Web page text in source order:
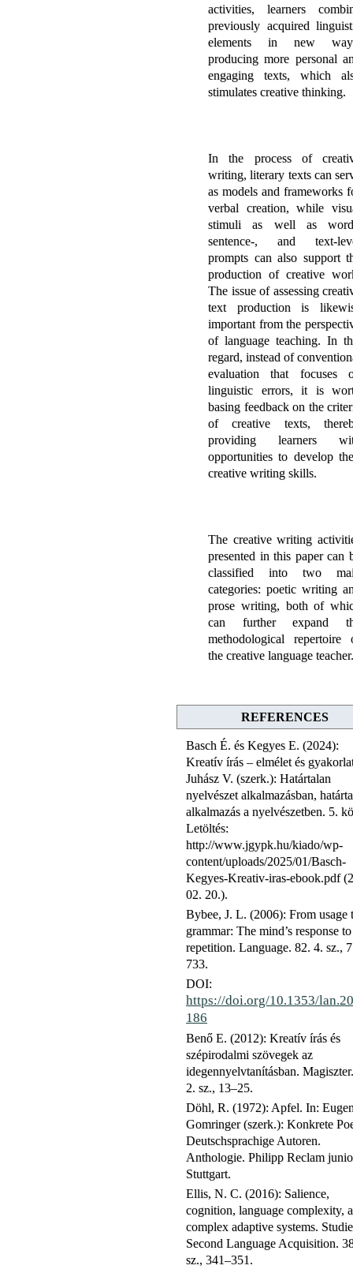
activities, learners
previously acquired
elements in new
producing more personal
engaging texts, which
stimulates creative thinking.
In the process of
writing, literary texts can
as models and frameworks
verbal creation, while
stimuli as well as
sentence-, and text-
prompts can also support
production of creative
The issue of assessing
text production is
important from the
of language teaching. In
regard, instead of
evaluation that focuses
linguistic errors, it is
basing feedback on the
of creative texts,
providing learners
opportunities to develop
creative writing skills.
The creative writing
presented in this paper can
classified into two
categories: poetic writing
prose writing, both of
can further expand
methodological repertoire
the creative language
REFERENCES
Basch É. és Kegyes E. (2024):
Kreatív írás – elmélet és
Juhász V. (szerk.): Határtalan
nyelvészet alkalmazásban,
alkalmazás a nyelvészetben. 5.
Letöltés:
http://www.jgypk.hu/kiado/wp-
content/uploads/2025/01/Basch-
Kegyes-Kreativ-iras-ebook.pdf
02. 20.).
Bybee, J. L. (2006): From usage
grammar: The mind’s response to
repetition. Language. 82. 4. sz.,
733.
DOI:
https://doi.org/10.1353/
186
Benő E. (2012): Kreatív írás és
szépirodalmi szövegek az
idegennyelvtanításban.
2. sz., 13–25.
Döhl, R. (1972): Apfel. In:
Gomringer (szerk.): Konkrete
Deutschsprachige Autoren.
Anthologie. Philipp Reclam
Stuttgart.
Ellis, N. C. (2016): Salience,
cognition, language complexity,
complex adaptive systems.
Second Language Acquisition.
sz., 341–351.